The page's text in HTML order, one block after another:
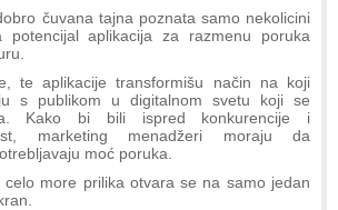
čuvana tajna poznata samo nekolicini
potencijal aplikacija za razmenu poruka
te aplikacije transformišu način na koji
s publikom u digitalnom svetu koji se
Kako bi bili ispred konkurencije i
marketing menadžeri moraju da
moć poruka.
more prilika otvara se na samo jedan